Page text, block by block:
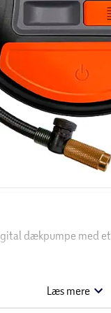
dækpumpe med
til et dæktryk på 2,41
Læs mere